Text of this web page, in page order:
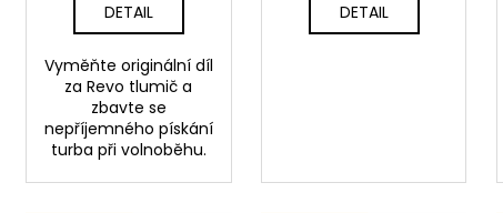
DETAIL
Vyměňte originální díl
za Revo tlumič a
zbavte se
nepříjemného pískání
turba při volnoběhu.
DETAIL